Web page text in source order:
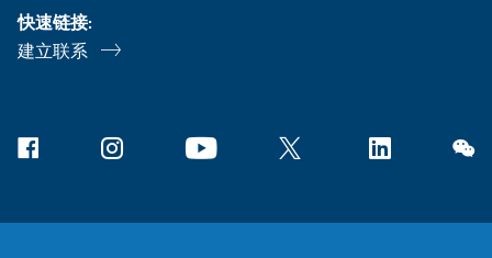
快速链接:
建立联系
Facebook Instagram YouTube X Linkedin 微信